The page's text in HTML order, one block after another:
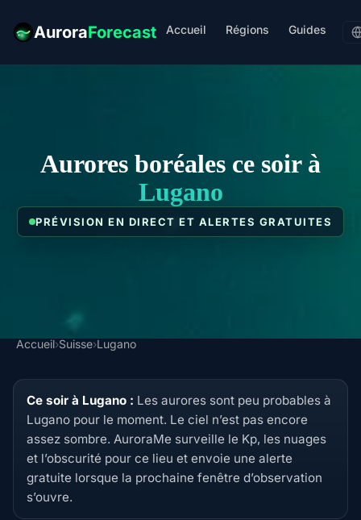
AuroraForecast Accueil Régions Guides
Aurores boréales ce soir à
Lugano
PRÉVISION EN DIRECT ET ALERTES GRATUITES
Accueil›Suisse›Lugano
Ce soir à Lugano : Les aurores sont peu probables à
Lugano pour le moment. Le ciel n’est pas encore
assez sombre. AuroraMe surveille le Kp, les nuages
et l’obscurité pour ce lieu et envoie une alerte
gratuite lorsque la prochaine fenêtre d’observation
s’ouvre.